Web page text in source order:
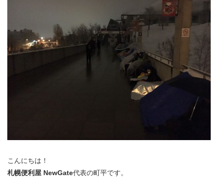
こんにちは！
札幌便利屋 NewGate代表の町平です。